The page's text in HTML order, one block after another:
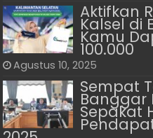
Aktifkan
Kalsel di
Kamu
100.000
Agustus 10, 2025
Sempat
Banggar
Sepakat